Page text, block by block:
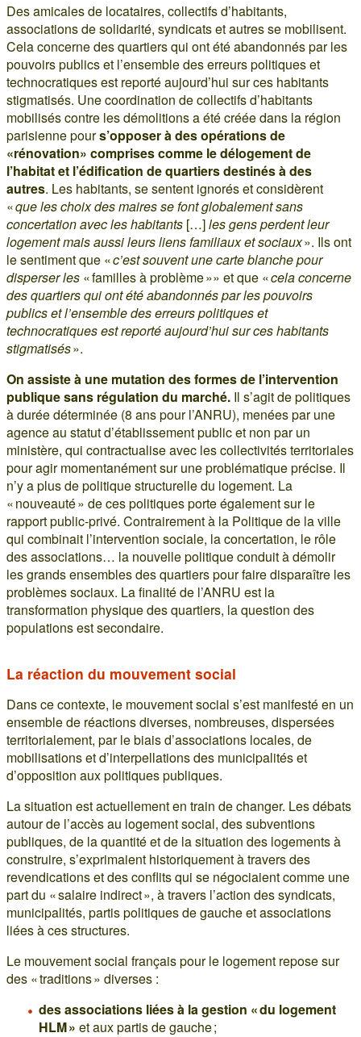
Des amicales de locataires, collectifs d’habitants,
associations de solidarité, syndicats et autres se mobilisent.
Cela concerne des quartiers qui ont été abandonnés par les
pouvoirs publics et l’ensemble des erreurs politiques et
technocratiques est reporté aujourd’hui sur ces habitants
stigmatisés. Une coordination de collectifs d’habitants
mobilisés contre les démolitions a été créée dans la région
parisienne pours’opposer à des opérations de
«rénovation» comprises comme le délogement de
l’habitat et l’édification de quartiers destinés à des
autres. Les habitants, se sentent ignorés et considèrent
«que les choix des maires se font globalement sans
concertation avec les habitants […]les gens perdent leur
logement mais aussi leurs liens familiaux et sociaux». Ils ont
le sentiment que «c’est souvent une carte blanche pour
disperser les « familles à problème »» et que «cela concerne
des quartiers qui ont été abandonnés par les pouvoirs
publics et l’ensemble des erreurs politiques et
technocratiques est reporté aujourd’hui sur ces habitants
stigmatisés».
On assiste à une mutation des formes de l’intervention
publique sans régulation du marché. Il s’agit de politiques
à durée déterminée (8 ans pour l’ANRU), menées par une
agence au statut d’établissement public et non par un
ministère, qui contractualise avec les collectivités territoriales
pour agir momentanément sur une problématique précise. Il
n’y a plus de politique structurelle du logement. La
« nouveauté » de ces politiques porte également sur le
rapport public-privé. Contrairement à la Politique de la ville
qui combinait l’intervention sociale, la concertation, le rôle
des associations… la nouvelle politique conduit à démolir
les grands ensembles des quartiers pour faire disparaître les
problèmes sociaux. La finalité de l’ANRU est la
transformation physique des quartiers, la question des
populations est secondaire.
La réaction du mouvement social
Dans ce contexte, le mouvement social s’est manifesté en un
ensemble de réactions diverses, nombreuses, dispersées
territorialement, par le biais d’associations locales, de
mobilisations et d’interpellations des municipalités et
d’opposition aux politiques publiques.
La situation est actuellement en train de changer. Les débats
autour de l’accès au logement social, des subventions
publiques, de la quantité et de la situation des logements à
construire, s’exprimaient historiquement à travers des
revendications et des conflits qui se négociaient comme une
part du « salaire indirect », à travers l’action des syndicats,
municipalités, partis politiques de gauche et associations
liées à ces structures.
Le mouvement social français pour le logement repose sur
des « traditions » diverses :
des associations liées à la gestion « du logement
HLM » et aux partis de gauche ;